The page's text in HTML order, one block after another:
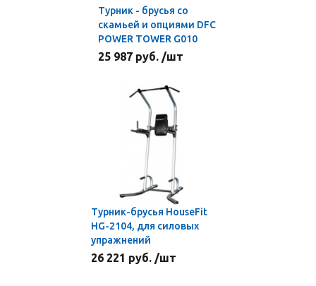
Турник - брусья со
скамьей и опциями DFC
POWER TOWER G010
25 987 руб. /шт
Турник-брусья HouseFit
HG-2104, для силовых
упражнений
26 221 руб. /шт